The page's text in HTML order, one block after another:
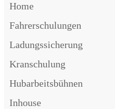
Home
Fahrerschulungen
Ladungssicherung
Kranschulung
Hubarbeitsbühnen
Inhouse